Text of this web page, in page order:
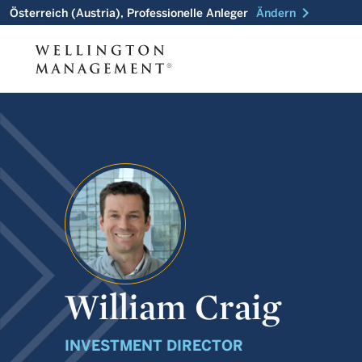
Österreich (Austria), Professionelle Anleger Ändern chevron_right
William Craig
INVESTMENT DIRECTOR